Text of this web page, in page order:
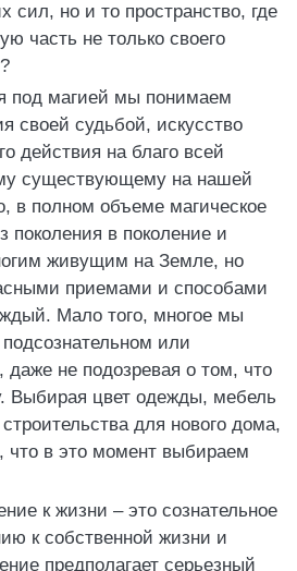
сил, но и то пространство, где
часть не только своего
под магией мы понимаем
своей судьбой, искусство
действия на благо всей
существующему на нашей
в полном объеме магическое
поколения в поколение и
живущим на Земле, но
приемами и способами
Мало того, многое мы
или
даже не подозревая о том, что
Выбирая цвет одежды, мебель
для нового дома,
в это момент выбираем
к жизни – это сознательное
к собственной жизни и
предполагает серьезный